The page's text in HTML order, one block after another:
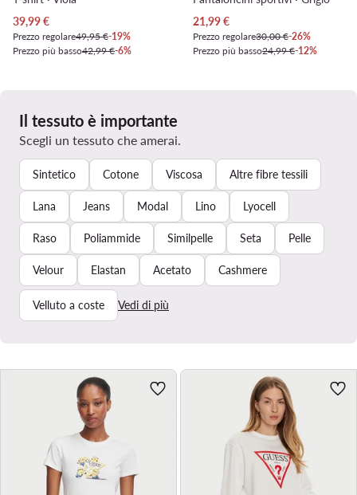
Prezzo attuale
39,99€
Prezzo regolare49,95 €-19%
Prezzo più basso42,99 €-6%
Prezzo attuale
21,99€
Prezzo regolare30,00 €-26%
Prezzo più basso24,99 €-12%
Il tessuto è importante
Scegli un tessuto che amerai.
Sintetico Cotone Viscosa Altre fibre tessili
Lana Jeans Modal Lino Lyocell
Raso Poliammide Similpelle Seta Pelle
Velour Elastan Acetato Cashmere
Velluto a coste Vedi di più